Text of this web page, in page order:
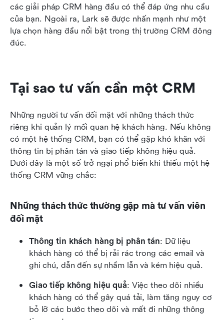
các giải pháp CRM hàng đầu có thể đáp ứng nhu cầu
của bạn. Ngoài ra, Lark sẽ được nhấn mạnh như một
lựa chọn hàng đầu nổi bật trong thị trường CRM đông
đúc.
Tại sao tư vấn cần một CRM
Những người tư vấn đối mặt với những thách thức
riêng khi quản lý mối quan hệ khách hàng. Nếu không
có một hệ thống CRM, bạn có thể gặp khó khăn với
thông tin bị phân tán và giao tiếp không hiệu quả.
Dưới đây là một số trở ngại phổ biến khi thiếu một hệ
thống CRM vững chắc:
Những thách thức thường gặp mà tư vấn viên
đối mặt
Thông tin khách hàng bị phân tán: Dữ liệu
khách hàng có thể bị rải rác trong các email và
ghi chú, dẫn đến sự nhầm lẫn và kém hiệu quả.
Giao tiếp không hiệu quả: Việc theo dõi nhiều
khách hàng có thể gây quá tải, làm tăng nguy cơ
bỏ lỡ các bước theo dõi và mất đi những thông